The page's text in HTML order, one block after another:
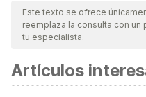
nuestro equipo, para
vigencia y validez.La
científica.
Becker, L. C., Bergfeld,
Este texto se ofrece
reemplaza la consulta con un
tu especialista.
Artículos